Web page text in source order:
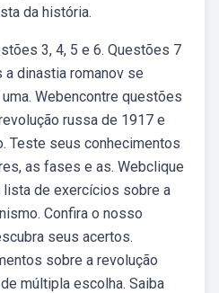
da história.
3, 4, 5 e 6. Questões 7
dinastia romanov se
Webencontre questões
russa de 1917 e
Teste seus conhecimentos
as fases e as. Webclique
lista de exercícios sobre a
Confira o nosso
seus acertos.
sobre a revolução
múltipla escolha. Saiba